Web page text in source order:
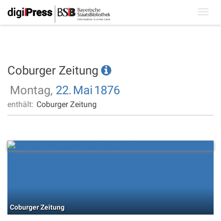
Coburger Zeitung
Montag, 22. Mai 1876
enthält: Coburger Zeitung
Coburger Zeitung